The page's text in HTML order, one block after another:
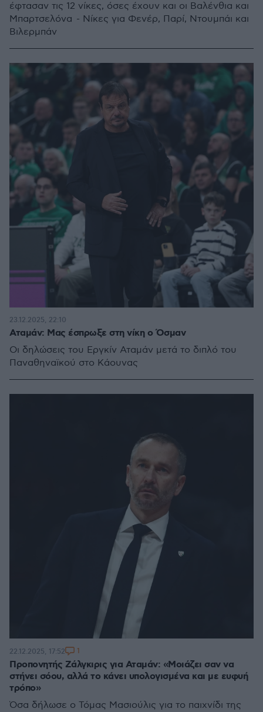
έφτασαν τις 12 νίκες, όσες έχουν και οι Βαλένθια και
Μπαρτσελόνα - Νίκες για Φενέρ, Παρί, Ντουμπάι και
Βιλερμπάν
Αταμάν: Μας έσπρωξε στη νίκη ο Όσμαν
Οι δηλώσεις του Εργκίν Αταμάν μετά το διπλό του
Παναθηναϊκού στο Κάουνας
23.12.2025, 22:10
Προπονητής Ζάλγκιρις για Αταμάν: «Μοιάζει σαν να
στήνει σόου, αλλά το κάνει υπολογισμένα και με ευφυή
τρόπο»
Όσα δήλωσε ο Τόμας Μασιούλις για το παιχνίδι της
22.12.2025, 17:52 1